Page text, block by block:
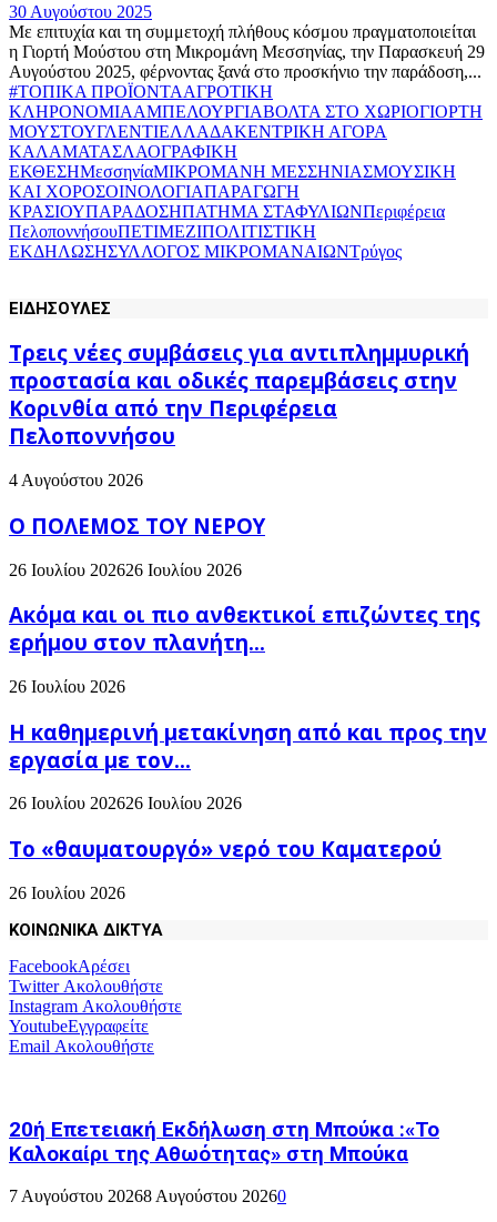
30 Αυγούστου 2025
Με επιτυχία και τη συμμετοχή πλήθους κόσμου πραγματοποιείται
η Γιορτή Μούστου στη Μικρομάνη Μεσσηνίας, την Παρασκευή 29
Αυγούστου 2025, φέρνοντας ξανά στο προσκήνιο την παράδοση,...
#ΤΟΠΙΚΑ ΠΡΟΪΟΝΤΑΑΓΡΟΤΙΚΗ
ΚΛΗΡΟΝΟΜΙΑΑΜΠΕΛΟΥΡΓΙΑΒΟΛΤΑ ΣΤΟ ΧΩΡΙΟΓΙΟΡΤΗ
ΜΟΥΣΤΟΥΓΛΕΝΤΙΕΛΛΑΔΑΚΕΝΤΡΙΚΗ ΑΓΟΡΑ
ΚΑΛΑΜΑΤΑΣΛΑΟΓΡΑΦΙΚΗ
ΕΚΘΕΣΗΜεσσηνίαΜΙΚΡΟΜΑΝΗ ΜΕΣΣΗΝΙΑΣΜΟΥΣΙΚΗ
ΚΑΙ ΧΟΡΟΣΟΙΝΟΛΟΓΙΑΠΑΡΑΓΩΓΗ
ΚΡΑΣΙΟΥΠΑΡΑΔΟΣΗΠΑΤΗΜΑ ΣΤΑΦΥΛΙΩΝΠεριφέρεια
ΠελοποννήσουΠΕΤΙΜΕΖΙΠΟΛΙΤΙΣΤΙΚΗ
ΕΚΔΗΛΩΣΗΣΥΛΛΟΓΟΣ ΜΙΚΡΟΜΑΝΑΙΩΝΤρύγος
ΕΙΔΗΣΟΥΛΕΣ
Τρεις νέες συμβάσεις για αντιπλημμυρική
προστασία και οδικές παρεμβάσεις στην
Κορινθία από την Περιφέρεια
Πελοποννήσου
4 Αυγούστου 2026
Ο ΠΟΛΕΜΟΣ ΤΟΥ ΝΕΡΟΥ
26 Ιουλίου 202626 Ιουλίου 2026
Ακόμα και οι πιο ανθεκτικοί επιζώντες της
ερήμου στον πλανήτη...
26 Ιουλίου 2026
H καθημερινή μετακίνηση από και προς την
εργασία με τον...
26 Ιουλίου 202626 Ιουλίου 2026
Το «θαυματουργό» νερό του Καματερού
26 Ιουλίου 2026
ΚΟΙΝΩΝΙΚΑ ΔΙΚΤΥΑ
FacebookΑρέσει
TwitterΑκολουθήστε
Instagram Ακολουθήστε
YoutubeΕγγραφείτε
Email Ακολουθήστε
20ή Επετειακή Εκδήλωση στη Μπούκα :«Το
Καλοκαίρι της Αθωότητας» στη Μπούκα
7 Αυγούστου 20268 Αυγούστου 20260